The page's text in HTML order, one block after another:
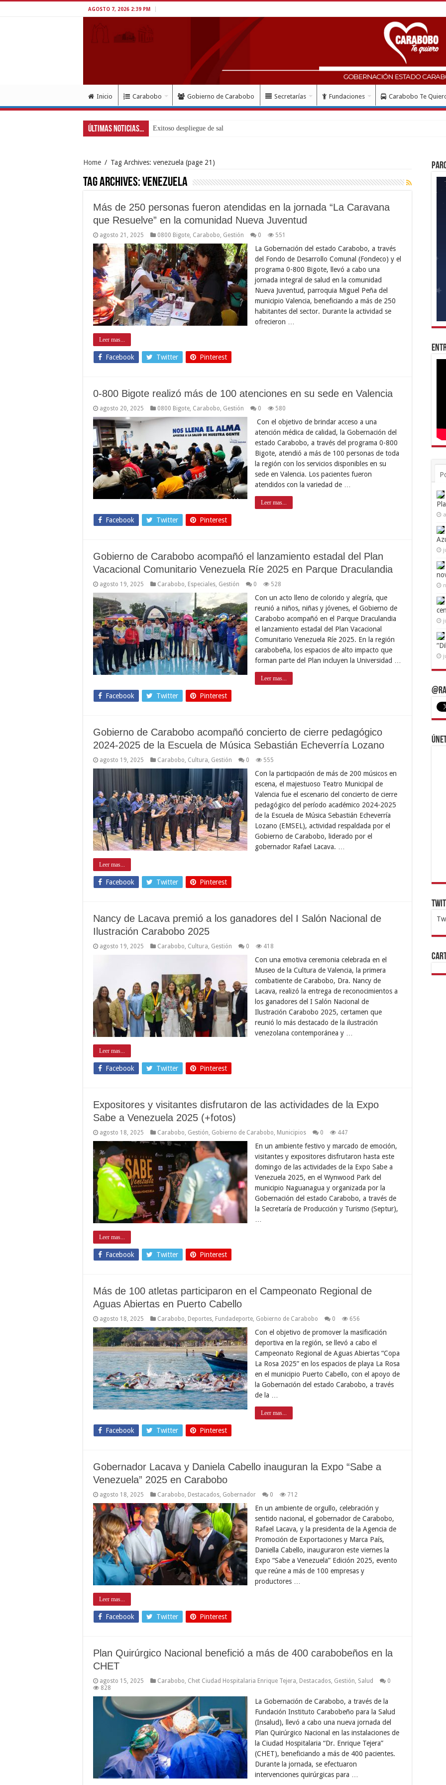
AGOSTO 7, 2026 2:39 PM
Inicio Carabobo Gobierno de Carabobo Secretarías Fundaciones Carabobo Te
Últimas Noticias...
Home / Tag Archives: venezuela (page 21)
Tag Archives:venezuela
Más de 250 personas fueron atendidas en la jornada “La Caravana
que Resuelve” en la comunidad Nueva Juventud
agosto 21, 2025 0800 Bigote Carabobo Gestión 0 551
La Gobernación del estado Carabobo, a través
del Fondo de Desarrollo Comunal (Fondeco) y el
programa 0-800 Bigote, llevó a cabo una
jornada integral de salud en la comunidad
Nueva Juventud, parroquia Miguel Peña del
municipio Valencia, beneficiando a más de 250
habitantes del sector. Durante la actividad se
ofrecieron …
Leer mas...
Facebook Twitter Pinterest
0-800 Bigote realizó más de 100 atenciones en su sede en Valencia
agosto 20, 2025 0800 Bigote Carabobo Gestión 0 580
Con el objetivo de brindar acceso a una
atención médica de calidad, la Gobernación del
estado Carabobo, a través del programa 0-800
Bigote, atendió a más de 100 personas de toda
la región con los servicios disponibles en su
sede en Valencia. Los pacientes fueron
atendidos con la variedad de …
Leer mas...
Facebook Twitter Pinterest
Gobierno de Carabobo acompañó el lanzamiento estadal del Plan
Vacacional Comunitario Venezuela Ríe 2025 en Parque Draculandia
agosto 19, 2025 Carabobo Especiales Gestión 0 528
Con un acto lleno de colorido y alegría, que
reunió a niños, niñas y jóvenes, el Gobierno de
Carabobo acompañó en el Parque Draculandia
el lanzamiento estadal del Plan Vacacional
Comunitario Venezuela Ríe 2025. En la región
carabobeña, los espacios de alto impacto que
forman parte del Plan incluyen la Universidad …
Leer mas...
Facebook Twitter Pinterest
Gobierno de Carabobo acompañó concierto de cierre pedagógico
2024-2025 de la Escuela de Música Sebastián Echeverría Lozano
agosto 19, 2025 Carabobo Cultura Gestión 0 555
Con la participación de más de 200 músicos en
escena, el majestuoso Teatro Municipal de
Valencia fue el escenario del concierto de cierre
pedagógico del período académico 2024-2025
de la Escuela de Música Sebastián Echeverría
Lozano (EMSEL), actividad respaldada por el
Gobierno de Carabobo, liderado por el
gobernador Rafael Lacava. …
Leer mas...
Facebook Twitter Pinterest
Nancy de Lacava premió a los ganadores del I Salón Nacional de
Ilustración Carabobo 2025
agosto 19, 2025 Carabobo Cultura Gestión 0 418
Con una emotiva ceremonia celebrada en el
Museo de la Cultura de Valencia, la primera
combatiente de Carabobo, Dra. Nancy de
Lacava, realizó la entrega de reconocimientos a
los ganadores del I Salón Nacional de
Ilustración Carabobo 2025, certamen que
reunió lo más destacado de la ilustración
venezolana contemporánea y …
Leer mas...
Facebook Twitter Pinterest
Expositores y visitantes disfrutaron de las actividades de la Expo
Sabe a Venezuela 2025 (+fotos)
agosto 18, 2025 Carabobo Gestión Gobierno de Carabobo Municipios 0 447
En un ambiente festivo y marcado de emoción,
visitantes y expositores disfrutaron hasta este
domingo de las actividades de la Expo Sabe a
Venezuela 2025, en el Wynwood Park del
municipio Naguanagua y organizada por la
Gobernación del estado Carabobo, a través de
la Secretaría de Producción y Turismo (Septur),
Leer mas...
Facebook Twitter Pinterest
Más de 100 atletas participaron en el Campeonato Regional de
Aguas Abiertas en Puerto Cabello
agosto 18, 2025 Carabobo Deportes Fundadeporte Gobierno de Carabobo 0 656
Con el objetivo de promover la masificación
deportiva en la región, se llevó a cabo el
Campeonato Regional de Aguas Abiertas “Copa
La Rosa 2025” en los espacios de playa La Rosa
en el municipio Puerto Cabello, con el apoyo de
la Gobernación del estado Carabobo, a través
de la …
Leer mas...
Facebook Twitter Pinterest
Gobernador Lacava y Daniela Cabello inauguran la Expo “Sabe a
Venezuela” 2025 en Carabobo
agosto 18, 2025 Carabobo Destacados Gobernador 0 712
En un ambiente de orgullo, celebración y
sentido nacional, el gobernador de Carabobo,
Rafael Lacava, y la presidenta de la Agencia de
Promoción de Exportaciones y Marca País,
Daniella Cabello, inauguraron este viernes la
Expo “Sabe a Venezuela” Edición 2025, evento
que reúne a más de 100 empresas y
productores …
Leer mas...
Facebook Twitter Pinterest
Plan Quirúrgico Nacional benefició a más de 400 carabobeños en la
CHET
agosto 15, 2025 Carabobo Chet Ciudad Hospitalaria Enrique Tejera Destacados Gestión Salud
0
828
La Gobernación de Carabobo, a través de la
Fundación Instituto Carabobeño para la Salud
(Insalud), llevó a cabo una nueva jornada del
Plan Quirúrgico Nacional en las instalaciones de
la Ciudad Hospitalaria “Dr. Enrique Tejera”
(CHET), beneficiando a más de 400 pacientes.
Durante la jornada, se efectuaron
intervenciones quirúrgicas para …